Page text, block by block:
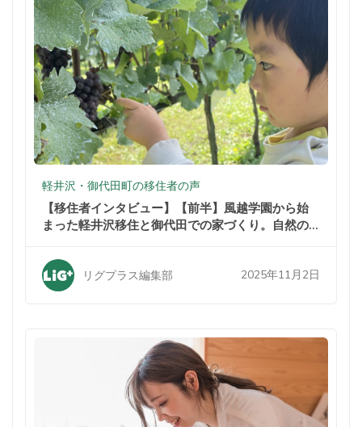
軽井沢・御代田町の移住者の声
【移住者インタビュー】【前半】風越学園から始
まった軽井沢移住と御代田での家づくり。自然の
リグプラス編集部 2025年11月2日